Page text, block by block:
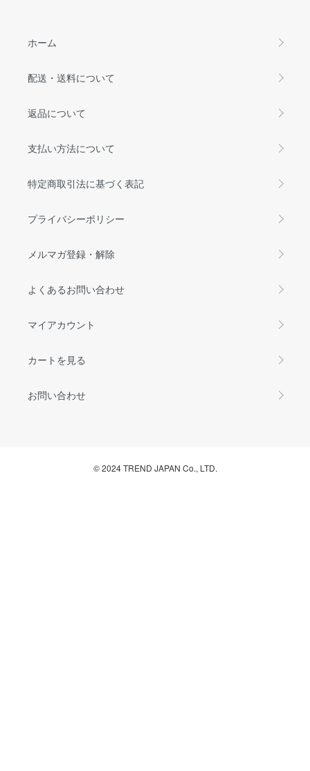
ホーム
配送・送料について
返品について
支払い方法について
特定商取引法に基づく表記
プライバシーポリシー
メルマガ登録・解除
よくあるお問い合わせ
マイアカウント
カートを見る
お問い合わせ
© 2024 TREND JAPAN Co., LTD.